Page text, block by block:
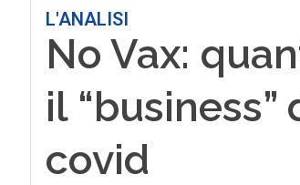
L'ANALISI
No Vax:
il
covid